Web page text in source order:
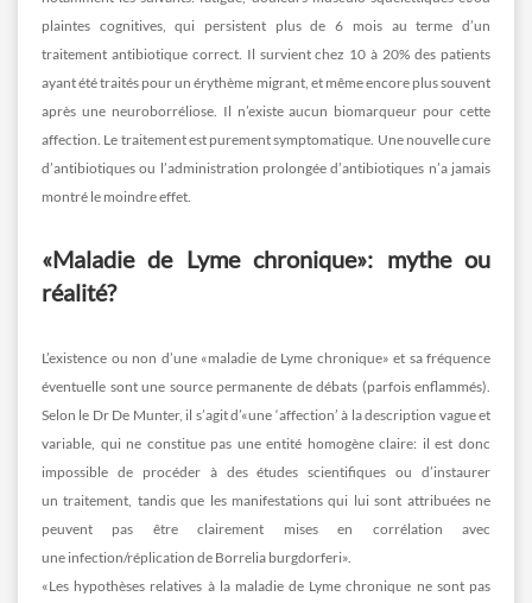
plaintes cognitives, qui persistent plus de 6 mois au terme d’un
traitement antibiotique correct. Il survient chez 10 à 20% des patients
ayant été traités pour un érythème migrant, et même encore plus souvent
après une neuroborréliose. Il n’existe aucun biomarqueur pour cette
affection. Le traitement est purement symptomatique. Une nouvelle cure
d’antibiotiques ou l’administration prolongée d’antibiotiques n’a jamais
montré le moindre effet.
«Maladie de Lyme chronique»: mythe ou
réalité?
L’existence ou non d’une «maladie de Lyme chronique» et sa fréquence
éventuelle sont une source permanente de débats (parfois enflammés).
Selon le Dr De Munter, il s’agit d’«une ‘affection’ à la description vague et
variable, qui ne constitue pas une entité homogène claire: il est donc
impossible de procéder à des études scientifiques ou d’instaurer
un traitement, tandis que les manifestations qui lui sont attribuées ne
peuvent pas être clairement mises en corrélation avec
une infection/réplication de Borrelia burgdorferi».
«Les hypothèses relatives à la maladie de Lyme chronique ne sont pas